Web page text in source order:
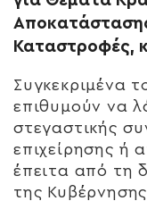
Καταστροφές,
Συγκεκριμένα
επιθυμούν να
στεγαστικής
επιχείρησης ή
έπειτα από τη
της